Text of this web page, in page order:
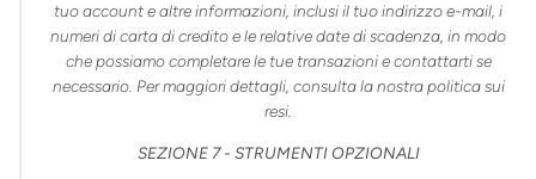
tuo account e altre informazioni, inclusi il tuo indirizzo e-mail, i
numeri di carta di credito e le relative date di scadenza, in modo
che possiamo completare le tue transazioni e contattarti se
necessario. Per maggiori dettagli, consulta la nostra politica sui
resi.
SEZIONE 7 - STRUMENTI OPZIONALI